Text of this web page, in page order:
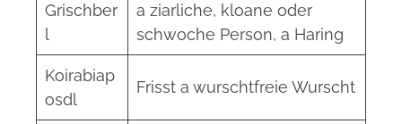
Grischber
l
a ziarliche, kloane oder
schwoche Person, a Haring
Koirabiap
osdl
Frisst a wurschtfreie Wurscht